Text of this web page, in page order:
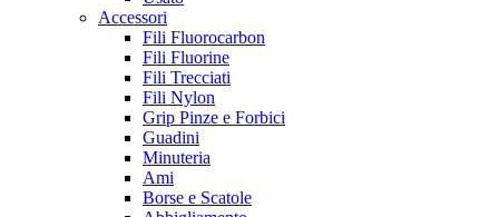
Accessori
Fili Fluorocarbon
Fili Fluorine
Fili Trecciati
Fili Nylon
Grip Pinze e Forbici
Guadini
Minuteria
Ami
Borse e Scatole